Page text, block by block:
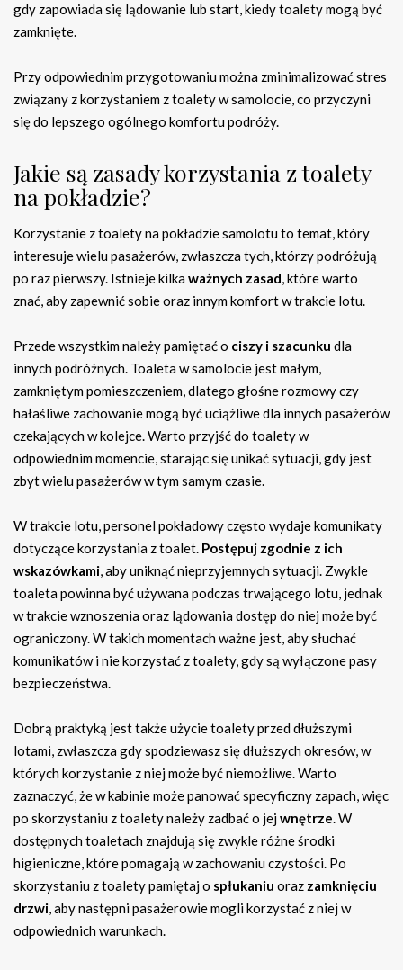
gdy zapowiada się lądowanie lub start, kiedy toalety mogą być
zamknięte.
Przy odpowiednim przygotowaniu można zminimalizować stres
związany z korzystaniem z toalety w samolocie, co przyczyni
się do lepszego ogólnego komfortu podróży.
Jakie są zasady korzystania z toalety
na pokładzie?
Korzystanie z toalety na pokładzie samolotu to temat, który
interesuje wielu pasażerów, zwłaszcza tych, którzy podróżują
po raz pierwszy. Istnieje kilkaważnych zasad, które warto
znać, aby zapewnić sobie oraz innym komfort w trakcie lotu.
Przede wszystkim należy pamiętać o ciszy i szacunku dla
innych podróżnych. Toaleta w samolocie jest małym,
zamkniętym pomieszczeniem, dlatego głośne rozmowy czy
hałaśliwe zachowanie mogą być uciążliwe dla innych pasażerów
czekających w kolejce. Warto przyjść do toalety w
odpowiednim momencie, starając się unikać sytuacji, gdy jest
zbyt wielu pasażerów w tym samym czasie.
W trakcie lotu, personel pokładowy często wydaje komunikaty
dotyczące korzystania z toalet. Postępuj zgodnie z ich
wskazówkami, aby uniknąć nieprzyjemnych sytuacji. Zwykle
toaleta powinna być używana podczas trwającego lotu, jednak
w trakcie wznoszenia oraz lądowania dostęp do niej może być
ograniczony. W takich momentach ważne jest, aby słuchać
komunikatów i nie korzystać z toalety, gdy są wyłączone pasy
bezpieczeństwa.
Dobrą praktyką jest także użycie toalety przed dłuższymi
lotami, zwłaszcza gdy spodziewasz się dłuższych okresów, w
których korzystanie z niej może być niemożliwe. Warto
zaznaczyć, że w kabinie może panować specyficzny zapach, więc
po skorzystaniu z toalety należy zadbać o jejwnętrze. W
dostępnych toaletach znajdują się zwykle różne środki
higieniczne, które pomagają w zachowaniu czystości. Po
skorzystaniu z toalety pamiętaj o spłukaniu oraz zamknięciu
drzwi, aby następni pasażerowie mogli korzystać z niej w
odpowiednich warunkach.